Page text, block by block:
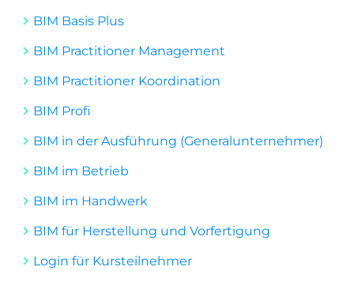
BIM Basis Plus
BIM Practitioner Management
BIM Practitioner Koordination
BIM Profi
BIM in der Ausführung (Generalunternehmer)
BIM im Betrieb
BIM im Handwerk
BIM für Herstellung und Vorfertigung
Login für Kursteilnehmer